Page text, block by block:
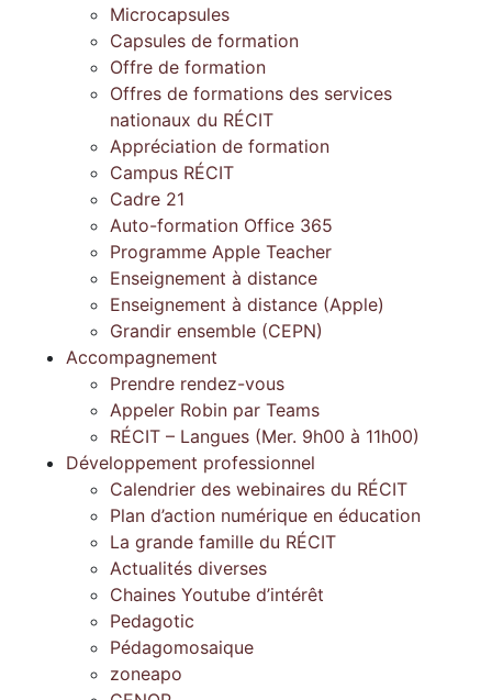
Microcapsules
Capsules de formation
Offre de formation
Offres de formations des services
nationaux du RÉCIT
Appréciation de formation
Campus RÉCIT
Cadre 21
Auto-formation Office 365
Programme Apple Teacher
Enseignement à distance
Enseignement à distance (Apple)
Grandir ensemble (CEPN)
Accompagnement
Prendre rendez-vous
Appeler Robin par Teams
RÉCIT – Langues (Mer. 9h00 à 11h00)
Développement professionnel
Calendrier des webinaires du RÉCIT
Plan d’action numérique en éducation
La grande famille du RÉCIT
Actualités diverses
Chaines Youtube d’intérêt
Pedagotic
Pédagomosaique
zoneapo